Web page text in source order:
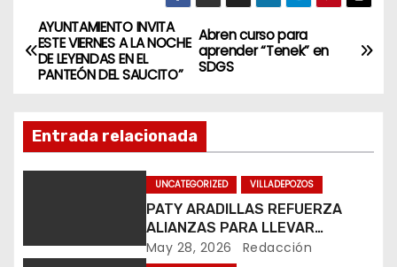
N
a
e
c
Abren curso para
aprender “Tenek” en
SDGS
AYUNTAMIENTO INVITA
ESTE VIERNES A LA NOCHE
DE LEYENDAS EN EL
PANTEÓN DEL SAUCITO”
Entrada relacionada
UNCATEGORIZED VILLADEPOZOS
PATY ARADILLAS REFUERZA
ALIANZAS PARA LLEVAR
CULTURA A TODO VILLA DE
May 28, 2026 Redacción